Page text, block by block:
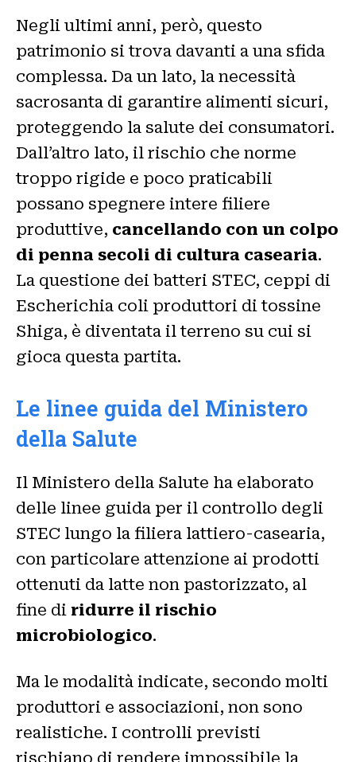
Negli ultimi anni, però, questo
patrimonio si trova davanti a una sfida
complessa. Da un lato, la necessità
sacrosanta di garantire alimenti sicuri,
proteggendo la salute dei consumatori.
Dall’altro lato, il rischio che norme
troppo rigide e poco praticabili
possano spegnere intere filiere
produttive, cancellando con un colpo
di penna secoli di cultura casearia.
La questione dei batteri STEC, ceppi di
Escherichia coli produttori di tossine
Shiga, è diventata il terreno su cui si
gioca questa partita.
Le linee guida del Ministero
della Salute
Il Ministero della Salute ha elaborato
delle linee guida per il controllo degli
STEC lungo la filiera lattiero-casearia,
con particolare attenzione ai prodotti
ottenuti da latte non pastorizzato, al
fine di ridurre il rischio
microbiologico.
Ma le modalità indicate, secondo molti
produttori e associazioni, non sono
realistiche. I controlli previsti
rischiano di rendere impossibile la